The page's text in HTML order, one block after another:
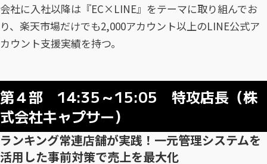
会社に入社以降は『EC×LINE』をテーマに取り組んでお
り、楽天市場だけでも2,000アカウント以上のLINE公式ア
カウント支援実績を持つ。
第４部 14:35～15:05 特攻店長（株
式会社キャプサー）
ランキング常連店舗が実践！一元管理システムを
活用した事前対策で売上を最大化